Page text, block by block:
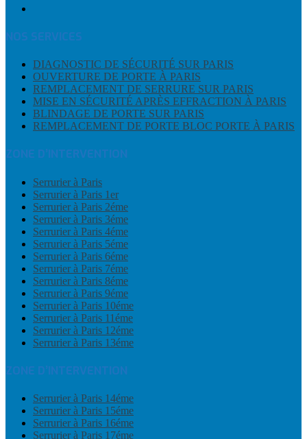
NOS SERVICES
DIAGNOSTIC DE SÉCURITÉ SUR PARIS
OUVERTURE DE PORTE À PARIS
REMPLACEMENT DE SERRURE SUR PARIS
MISE EN SÉCURITÉ APRÈS EFFRACTION À PARIS
BLINDAGE DE PORTE SUR PARIS
REMPLACEMENT DE PORTE BLOC PORTE À PARIS
ZONE D’INTERVENTION
Serrurier à Paris
Serrurier à Paris 1er
Serrurier à Paris 2éme
Serrurier à Paris 3éme
Serrurier à Paris 4éme
Serrurier à Paris 5éme
Serrurier à Paris 6éme
Serrurier à Paris 7éme
Serrurier à Paris 8éme
Serrurier à Paris 9éme
Serrurier à Paris 10éme
Serrurier à Paris 11éme
Serrurier à Paris 12éme
Serrurier à Paris 13éme
ZONE D’INTERVENTION
Serrurier à Paris 14éme
Serrurier à Paris 15éme
Serrurier à Paris 16éme
Serrurier à Paris 17éme